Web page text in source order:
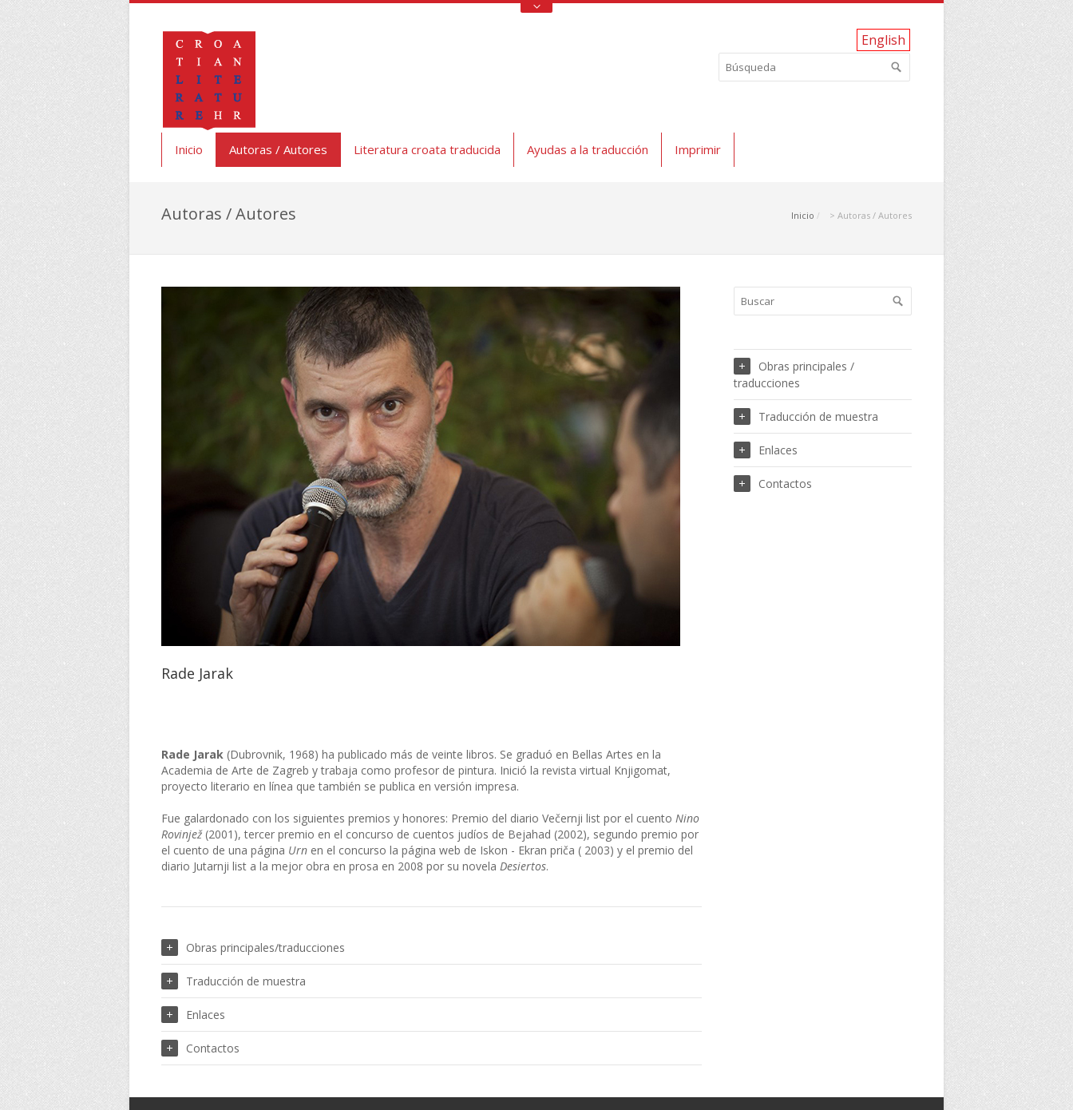
English
Inicio Autoras / Autores Literatura croata traducida Ayudas a la traducción Imprimir
Inicio > Autoras / Autores
Autoras / Autores
Rade Jarak
Rade Jarak (Dubrovnik, 1968) ha publicado más de veinte libros. Se graduó en Bellas Artes en la
Academia de Arte de Zagreb y trabaja como profesor de pintura. Inició la revista virtual Knjigomat,
proyecto literario en línea que también se publica en versión impresa.
Fue galardonado con los siguientes premios y honores: Premio del diario Večernji list por el cuento Nino
Rovinjež(2001), tercer premio en el concurso de cuentos judíos de Bejahad (2002), segundo premio por
el cuento de una página Urn en el concurso la página web de Iskon - Ekran priča ( 2003) y el premio del
diario Jutarnji list a la mejor obra en prosa en 2008 por su novela Desiertos.
Obras principales/traducciones
Traducción de muestra
Enlaces
Contactos
Obras principales /
traducciones
Traducción de muestra
Enlaces
Contactos